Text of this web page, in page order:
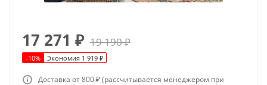
17 271 ₽ 19 190₽
-10% Экономия 1 919 ₽
Доставка от 800 ₽ (рассчитывается менеджером при